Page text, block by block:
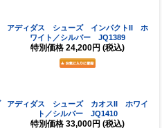
アディダス シューズ インパクトII ホ
ワイト／シルバー JQ1389
特別価格 24,200円 (税込)